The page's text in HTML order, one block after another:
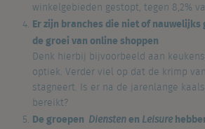
winkelgebieden gestopt, tegen 8,2%
Er zijn branches die niet of
de groei van online shoppen
Denk hierbij bijvoorbeeld aan
optiek. Verder viel op dat de krimp
stagneert. Is er na de jarenlange
bereikt?
De groepen Dienstenen Leisure